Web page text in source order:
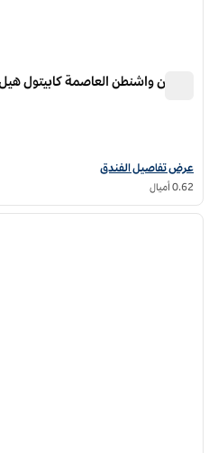
هيلتون واشنطن العاصمة كابيتول
عرض تفاصيل الفندق لفندق هيلتون واشنطن
عرض تفاصيل الفندق
0.62 أميال
1 من 12